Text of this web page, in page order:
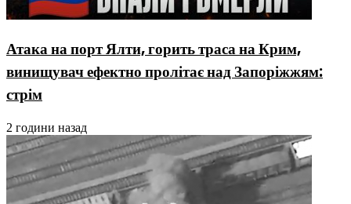
Атака на порт Ялти, горить траса на Крим,
винищувач ефектно пролітає над Запоріжжям:
стрім
2 години назад